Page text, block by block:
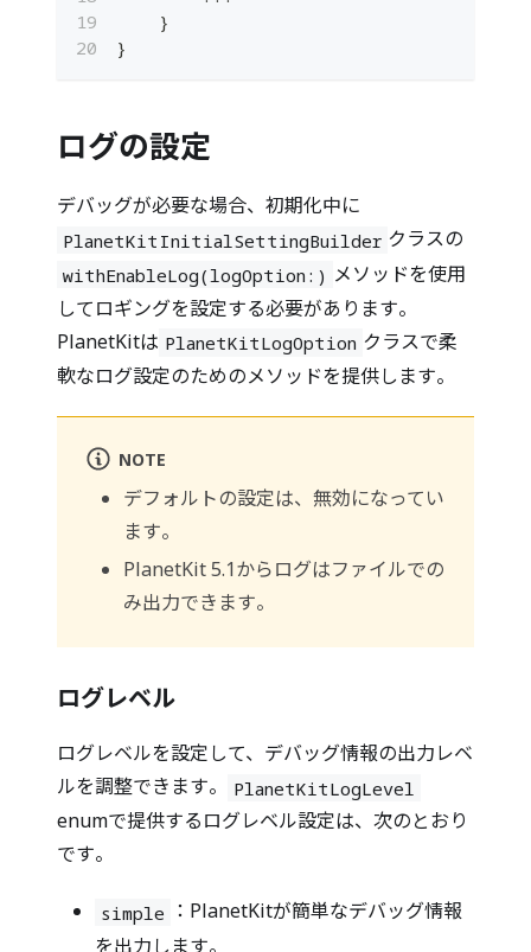
}
}
ログの設定
デバッグが必要な場合、初期化中に
PlanetKitInitialSettingBuilder クラスの
withEnableLog(logOption:) メソッドを使用
してロギングを設定する必要があります。
PlanetKitは PlanetKitLogOption クラスで柔
軟なログ設定のためのメソッドを提供します。
NOTE
デフォルトの設定は、無効になってい
ます。
PlanetKit 5.1からログはファイルでの
み出力できます。
ログレベル
ログレベルを設定して、デバッグ情報の出力レベ
ルを調整できます。
PlanetKitLogLevel
enumで提供するログレベル設定は、次のとおり
です。
simple ：PlanetKitが簡単なデバッグ情報
を出力します。